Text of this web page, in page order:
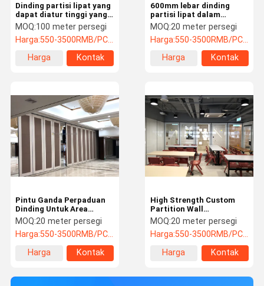
Dinding partisi lipat yang
dapat diatur tinggi yang
bergerak untuk pesta
MOQ:100 meter persegi
Harga:550-3500RMB/PC (FOB) Tax Not Included
Harga
Kontak
600mm lebar dinding
partisi lipat dalam
ruangan untuk ruang
komersial
MOQ:20 meter persegi
Harga:550-3500RMB/PC (FOB) Tax Not Included
Harga
Kontak
Pintu Ganda Perpaduan
Dinding Untuk Area
Isolasi Kamar Tidur
MOQ:20 meter persegi
Harga:550-3500RMB/PC (FOB) Tax Not Included
Harga
Kontak
High Strength Custom
Partition Wall
Professional Dengan
Aluminium Alloy Frame
MOQ:20 meter persegi
Harga:550-3500RMB/PC (FOB) Tax Not Included
Harga
Kontak